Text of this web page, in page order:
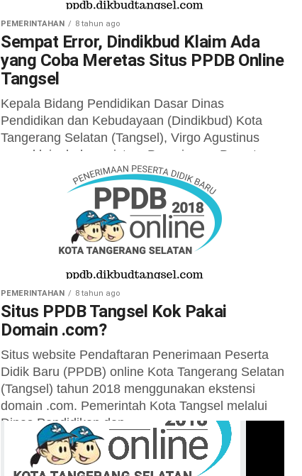
PEMERINTAHAN 8 tahun ago
Sempat Error, Dindikbud Klaim Ada
yang Coba Meretas Situs PPDB Online
Tangsel
Kepala Bidang Pendidikan Dasar Dinas
Pendidikan dan Kebudayaan (Dindikbud) Kota
Tangerang Selatan (Tangsel), Virgo Agustinus
mengklaim bahwa sistem Penerimaan Peserta
Didik Baru (PPDB) online yang error...
PEMERINTAHAN 8 tahun ago
Situs PPDB Tangsel Kok Pakai
Domain .com?
Situs website Pendaftaran Penerimaan Peserta
Didik Baru (PPDB) online Kota Tangerang Selatan
(Tangsel) tahun 2018 menggunakan ekstensi
domain .com. Pemerintah Kota Tangsel melalui
Dinas Pendidikan dan...